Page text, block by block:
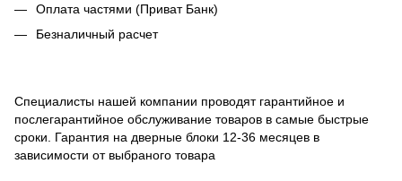
Оплата частями (Приват Банк)
Безналичный расчет
Специалисты нашей компании проводят гарантийное и
послегарантийное обслуживание товаров в самые быстрые
сроки. Гарантия на дверные блоки 12-36 месяцев в
зависимости от выбраного товара